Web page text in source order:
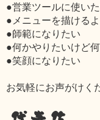
●営業ツールに使い
●メニューを描ける
●師範になりたい
●何かやりたいけど
●笑顔になりたい
お気軽にお声がけく